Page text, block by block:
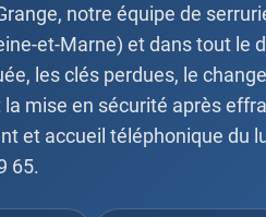
notre équipe de
et-Marne) et dans tout le
les clés perdues, le
mise en sécurité après
et accueil téléphonique du
65.